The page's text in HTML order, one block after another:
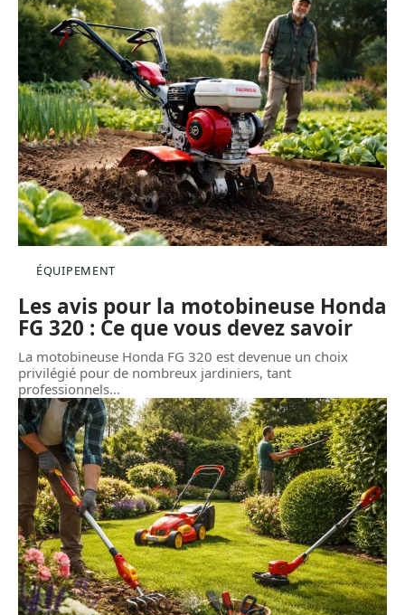
ÉQUIPEMENT
Les avis pour la motobineuse Honda
FG 320 : Ce que vous devez savoir
La motobineuse Honda FG 320 est devenue un choix
privilégié pour de nombreux jardiniers, tant
professionnels…